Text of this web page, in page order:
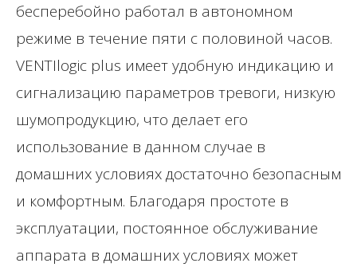
бесперебойно работал в автономном
режиме в течение пяти с половиной часов.
VENTIlogic plus имеет удобную индикацию и
сигнализацию параметров тревоги, низкую
шумопродукцию, что делает его
использование в данном случае в
домашних условиях достаточно безопасным
и комфортным. Благодаря простоте в
эксплуатации, постоянное обслуживание
аппарата в домашних условиях может